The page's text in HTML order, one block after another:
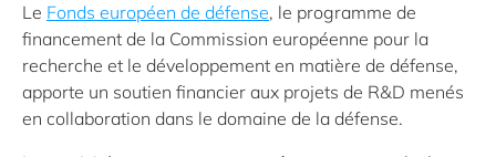
Le Fonds européen de défense, le programme de
financement de la Commission européenne pour la
recherche et le développement en matière de défense,
apporte un soutien financier aux projets de R&D menés
en collaboration dans le domaine de la défense.